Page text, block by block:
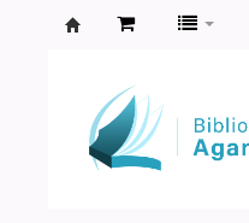
Agamenon
Magalhães